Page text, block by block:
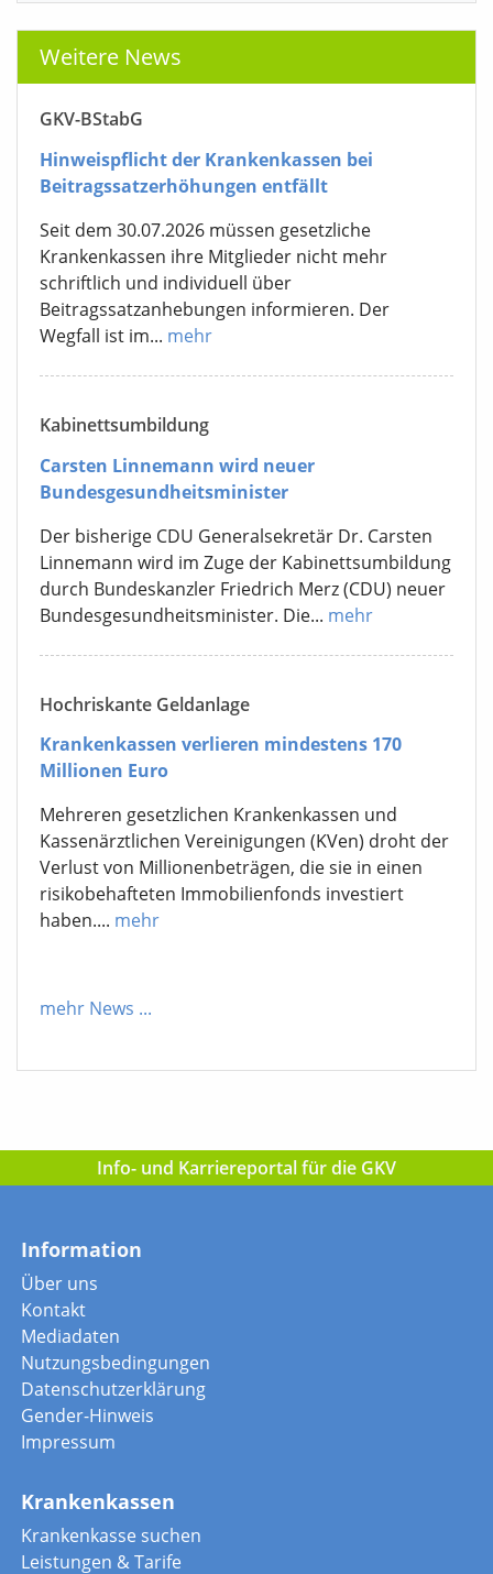
Weitere News
GKV-BStabG
Hinweispflicht der Krankenkassen bei
Beitragssatzerhöhungen entfällt
Seit dem 30.07.2026 müssen gesetzliche
Krankenkassen ihre Mitglieder nicht mehr
schriftlich und individuell über
Beitragssatzanhebungen informieren. Der
Wegfall ist im... mehr
Kabinettsumbildung
Carsten Linnemann wird neuer
Bundesgesundheitsminister
Der bisherige CDU Generalsekretär Dr. Carsten
Linnemann wird im Zuge der Kabinettsumbildung
durch Bundeskanzler Friedrich Merz (CDU) neuer
Bundesgesundheitsminister. Die... mehr
Hochriskante Geldanlage
Krankenkassen verlieren mindestens 170
Millionen Euro
Mehreren gesetzlichen Krankenkassen und
Kassenärztlichen Vereinigungen (KVen) droht der
Verlust von Millionenbeträgen, die sie in einen
risikobehafteten Immobilienfonds investiert
haben.... mehr
mehr News ...
Info- und Karriereportal für die GKV
Information
Über uns
Kontakt
Mediadaten
Nutzungsbedingungen
Datenschutzerklärung
Gender-Hinweis
Impressum
Krankenkassen
Krankenkasse suchen
Leistungen & Tarife